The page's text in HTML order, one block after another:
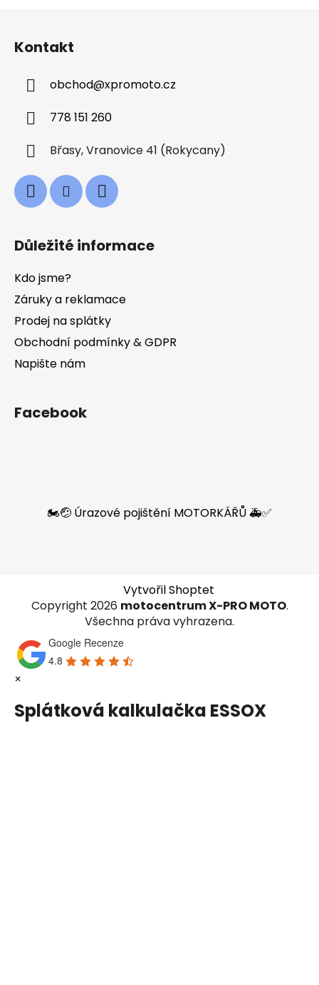
Kontakt
obchod@xpromoto.cz
778 151 260
Břasy, Vranovice 41 (Rokycany)
Důležité informace
Kdo jsme?
Záruky a reklamace
Prodej na splátky
Obchodní podmínky & GDPR
Napište nám
Facebook
🏍️🤕 Úrazové pojištění MOTORKÁŘŮ 🚑✅
Vytvořil Shoptet
Copyright 2026 motocentrum X-PRO MOTO.
Všechna práva vyhrazena.
Google Recenze
4.8
×
Splátková kalkulačka ESSOX